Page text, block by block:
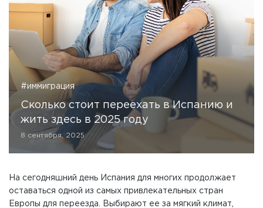
#иммиграция
Сколько стоит переехать в Испанию и
жить здесь в 2025 году
8 сентября, 2025
На сегодняшний день Испания для многих продолжает
оставаться одной из самых привлекательных стран
Европы для переезда. Выбирают ее за мягкий климат,